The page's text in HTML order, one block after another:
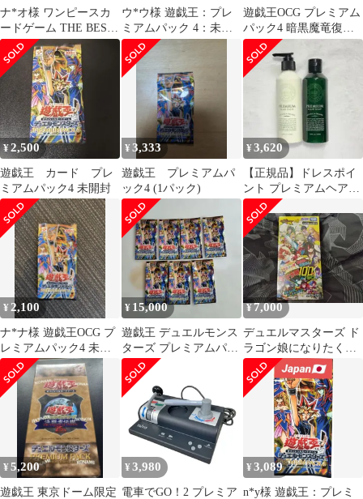
ナ*オ様 ワンピースカ
ードゲーム THE BEST
プレミアムブースター
4パッ
ウ*ウ様 遊戯王：プレ
ミアムパック 4：未開
封
遊戯王OCG プレミアム
パック4 暗黒魔竜復活
未開封パックセット
¥2,500
遊戯王 カード プレ
ミアムパック4 未開封
¥3,333
遊戯王 プレミアムパ
ック4 (1パック)
¥3,620
【正規品】ドレスポイ
ント プレミアムヘアソ
ープ・ヘアパック225ml
セット
¥ 2,100
ナ*ナ様 遊戯王OCG プ
レミアムパック4 未開
封
¥ 15,000
遊戯王 デュエルモンス
ターズ プレミアムパッ
ク4 【新品未開封】
¥7,000
デュエルマスターズ ド
ラゴン娘になりたくな
いっ！ 未開封BOX
¥5,200
遊戯王 東京ドーム限定
¥ 3,980
電車でGO！2 プレミア
¥3,089
n*y様 遊戯王：プレミ